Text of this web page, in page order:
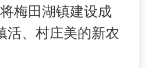
梅田湖镇建设成
活、村庄美的新农